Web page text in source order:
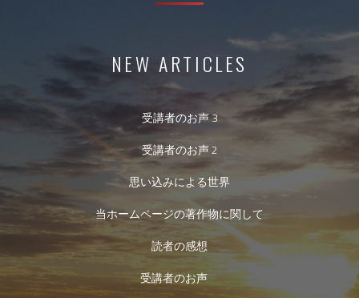
NEW ARTICLES
受講者のお声 3
受講者のお声 2
思い込みによる世界
当ホームページの著作物に関して
読者の感想
受講者のお声